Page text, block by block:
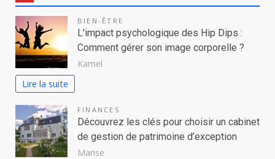
BIEN-ÊTRE
L’impact psychologique des Hip Dips :
Comment gérer son image corporelle ?
Kamel
Lire la suite
FINANCES
Découvrez les clés pour choisir un cabinet
de gestion de patrimoine d’exception
Marise